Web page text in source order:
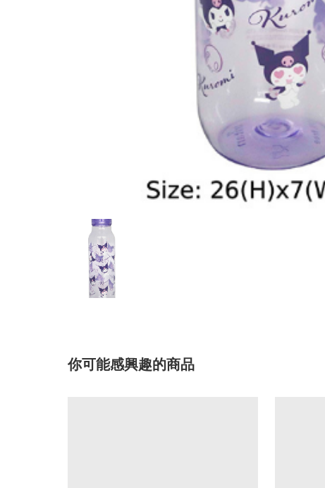
你可能感興趣的商品